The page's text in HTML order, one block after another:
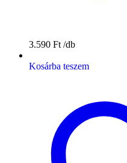
3.590 Ft
Kosárba teszem